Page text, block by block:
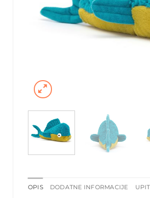
OPIS DODATNE INFORMACIJE